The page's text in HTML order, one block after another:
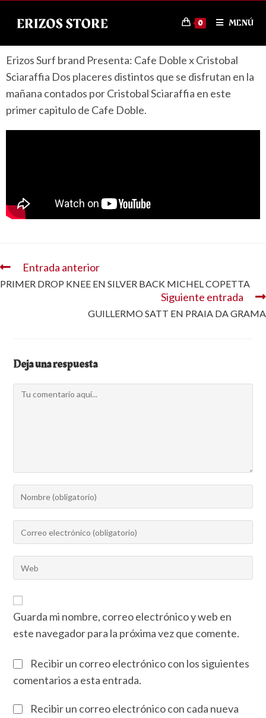
0 MENÚ
Erizos Surf brand Presenta: Cafe Doble x Cristobal
Sciaraffia Dos placeres distintos que se disfrutan en la
mañana contados por Cristobal Sciaraffia en este
primer capitulo de Cafe Doble.
Entrada anterior
PRIMER DROP KNEE EN SILVER BACK MICHEL COPETTA
Siguiente entrada
GUILLERMO SATT EN PRAIA DA GRAMA
Deja una respuesta
Guarda mi nombre, correo electrónico y web en
este navegador para la próxima vez que comente.
Recibir un correo electrónico con los siguientes
comentarios a esta entrada.
Recibir un correo electrónico con cada nueva